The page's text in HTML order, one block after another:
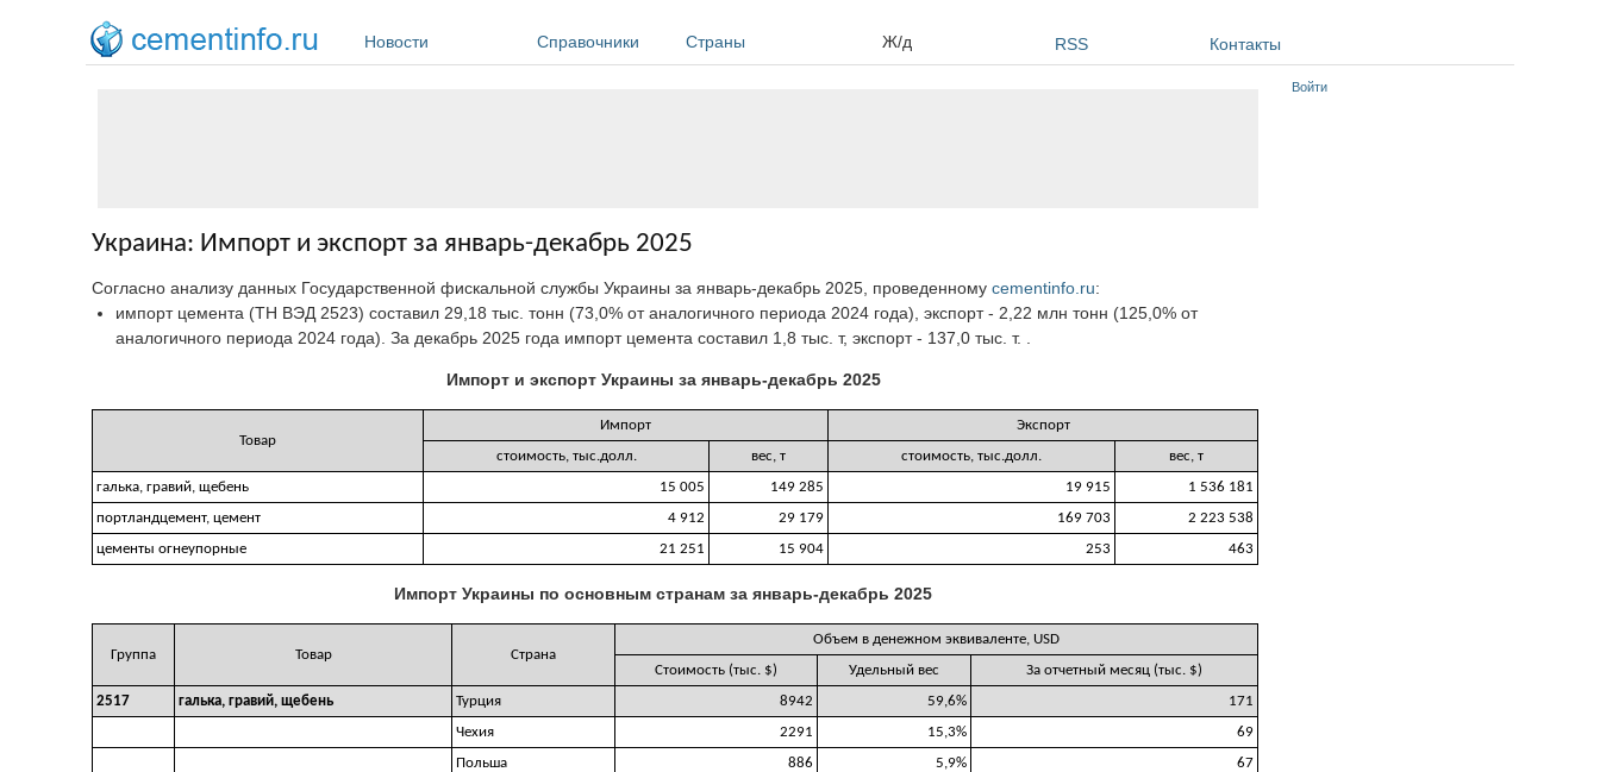
Новости
Справочники Страны Ж/д RSS Контакты
Украина: Импорт и экспорт за январь-декабрь 2025
Согласно анализу данных Государственной фискальной службы Украины за январь-декабрь 2025, проведенному cementinfo.ru:
импорт цемента (ТН ВЭД 2523) составил 29,18 тыс. тонн (73,0% от аналогичного периода 2024 года), экспорт - 2,22 млн тонн (125,0% от
аналогичного периода 2024 года). За декабрь 2025 года импорт цемента составил 1,8 тыс. т, экспорт - 137,0 тыс. т. .
Импорт и экспорт Украины за январь-декабрь 2025
Товар
Импорт
Экспорт
стоимость, тыс.долл.
вес, т стоимость, тыс.долл.
вес, т
галька, гравий, щебень
15 005 149 285 19 915
1 536 181
портландцемент, цемент
4 912 29 179 169 703
2 223 538
цементы огнеупорные
21 251 15 904 253 463
Импорт Украины по основным странам за январь-декабрь 2025
Группа Товар Страна
Объем в денежном эквиваленте, USD
Стоимость (тыс. $)
Удельный вес
За отчетный месяц (тыс. $)
2517
галька, гравий, щебень Турция 8942 59,6%
171
Чехия
2291 15,3%
69
Польша
886 5,9%
67
Войти